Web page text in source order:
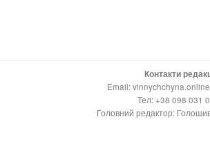
Контакти
Email:
Тел: +38 098 031
Головний редактор: